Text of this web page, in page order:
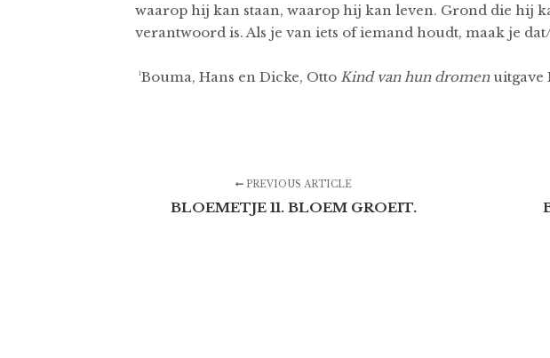
waarop hij kan staan, waarop hij kan leven. Grond die hij
verantwoord is. Als je van iets of iemand houdt, maak je
¹Bouma, Hans en Dicke, Otto Kind van hun dromenuitgave
PREVIOUS ARTICLE
BLOEMETJE 11. BLOEM GROEIT.